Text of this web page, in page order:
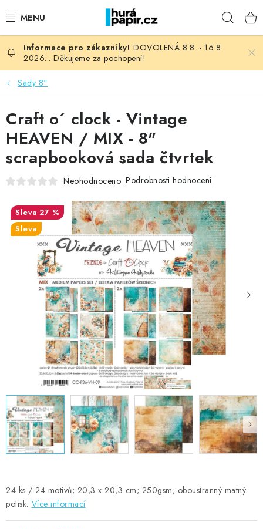
na
NOVINKY
HURÁ DÍLNA
VŠECHNO ZBOŽÍ
KNIHAŘSKÝ MATERIÁL
OBLÍBENÉ ♥️
FOTORECENZE
MOJE OBJEDNÁVKA
ZNAČKY
Kontakty Moje objednávka
Oblíbené ♥️
Hodnocení obchodu
Obchodní podmínky
Podmínky ochrany osobních údajů
Ověřování recenzí
Jak nakupovat
DOVOLENÁ 8.8. - 16.8.
2026... Děkujeme za pochopení!
Sady 8"
24 ks / 24 motivů; 20,3 x 20,3 cm; 250gsm; oboustranný matný
potisk. Více informací
Craft o´ clock - Vintage
HEAVEN / MIX - 8"
scrapbooková sada čtvrtek
Neohodnoceno Podrobnosti hodnocení
27 %
Sleva